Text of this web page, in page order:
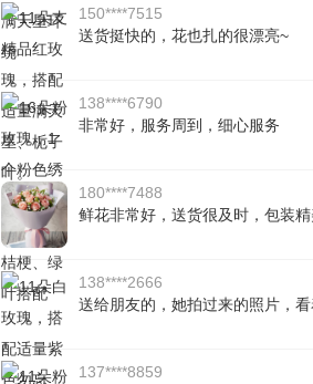
150****7515
送货挺快的，花也扎的很漂亮~
138****6790
非常好，服务周到，细心服务
180****7488
鲜花非常好，送货很及时，包装
138****2666
送给朋友的，她拍过来的照片，
137****8859